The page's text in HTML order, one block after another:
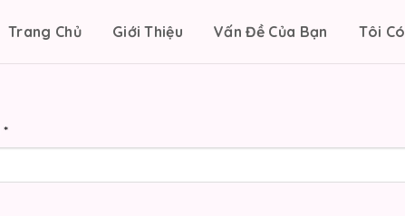
Trang Chủ Giới Thiệu Vấn Đề Của Bạn Tôi Có
*